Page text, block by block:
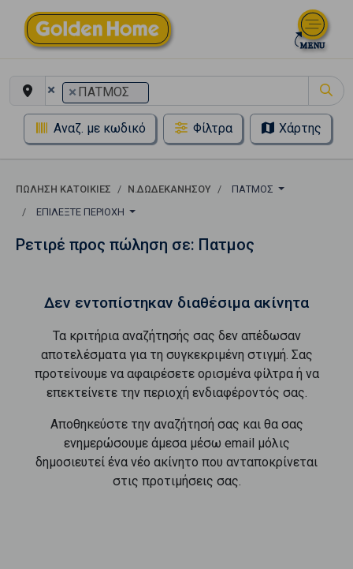
× × ΠΑΤΜΟΣ
Αναζ. με κωδικό Φίλτρα Χάρτης
ΠΏΛΗΣΗ ΚΑΤΟΙΚΊΕΣ Ν.ΔΩΔΕΚΑΝΗΣΟΥ
ΠΑΤΜΟΣ
ΕΠΙΛΈΞΤΕ ΠΕΡΙΟΧΉ
Ρετιρέ προς πώληση σε: Πατμος
Δεν εντοπίστηκαν διαθέσιμα ακίνητα
Τα κριτήρια αναζήτησής σας δεν απέδωσαν
αποτελέσματα για τη συγκεκριμένη στιγμή. Σας
προτείνουμε να αφαιρέσετε ορισμένα φίλτρα ή να
επεκτείνετε την περιοχή ενδιαφέροντός σας.
Αποθηκεύστε την αναζήτησή σας και θα σας
ενημερώσουμε άμεσα μέσω email μόλις
δημοσιευτεί ένα νέο ακίνητο που ανταποκρίνεται
στις προτιμήσεις σας.